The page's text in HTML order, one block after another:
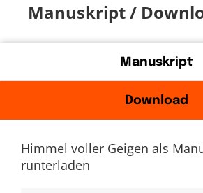
Manuskript /
Manuskript
Download
Himmel voller Geigen als
runterladen